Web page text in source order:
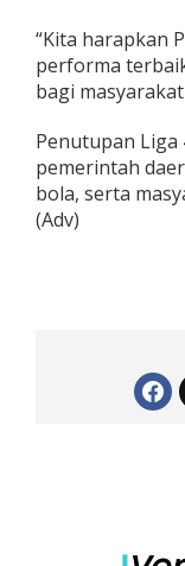
“Kita harapkan
performa
bagi
Penutupan
pemerintah
bola, serta
(Adv)